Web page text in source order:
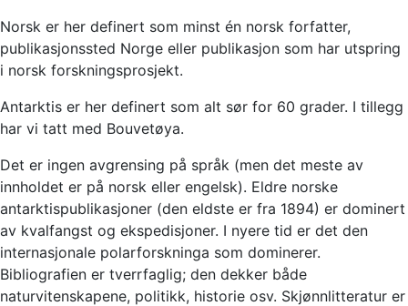
Norsk er her definert som minst én norsk forfatter,
publikasjonssted Norge eller publikasjon som har utspring
i norsk forskningsprosjekt.
Antarktis er her definert som alt sør for 60 grader. I tillegg
har vi tatt med Bouvetøya.
Det er ingen avgrensing på språk (men det meste av
innholdet er på norsk eller engelsk). Eldre norske
antarktispublikasjoner (den eldste er fra 1894) er dominert
av kvalfangst og ekspedisjoner. I nyere tid er det den
internasjonale polarforskninga som dominerer.
Bibliografien er tverrfaglig; den dekker både
naturvitenskapene, politikk, historie osv. Skjønnlitteratur er